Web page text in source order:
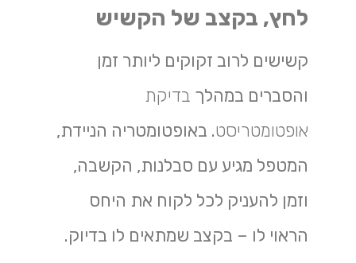
לחץ, בקצב של הקשיש
קשישים לרוב זקוקים ליותר זמן
והסברים במהלך בדיקת
אופטומטריסט. באופטומטריה הניידת,
המטפל מגיע עם סבלנות, הקשבה,
וזמן להעניק לכל לקוח את היחס
הראוי לו – בקצב שמתאים לו בדיוק.